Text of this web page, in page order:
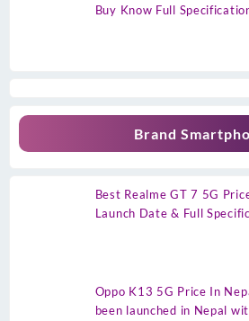
Buy Know Full
Brand
Best Realme GT 7 5G
Launch Date & Full
Oppo K13 5G Price In
been launched in Nepal